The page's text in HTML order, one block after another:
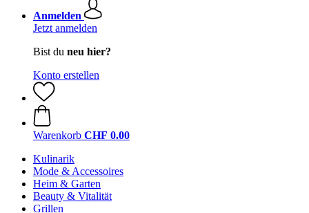
Anmelden
Jetzt anmelden
Bist du neu hier?
Konto erstellen
Warenkorb CHF 0.00
Kulinarik
Mode & Accessoires
Heim & Garten
Beauty & Vitalität
Grillen